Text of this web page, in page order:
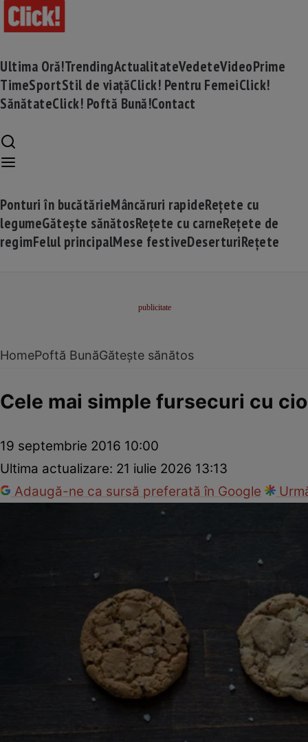
Ultima Oră!TrendingActualitateVedeteVideoPrime
TimeSportStil de viațăClick! Pentru FemeiClick!
SănătateClick! Poftă Bună!Contact
Ponturi în bucătărieMâncăruri rapideRețete cu
legumeGătește sănătosRețete cu carneRețete de
regimFelul principalMese festiveDeserturiRețete
HomePoftă BunăGătește sănătos
Cele mai simple fursecuri cu
19 septembrie 2016 10:00
Ultima actualizare: 21 iulie 2026 13:13
Adaugă-ne ca sursă preferată în Google